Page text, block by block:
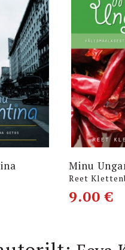
Minu
Reet
9.00€